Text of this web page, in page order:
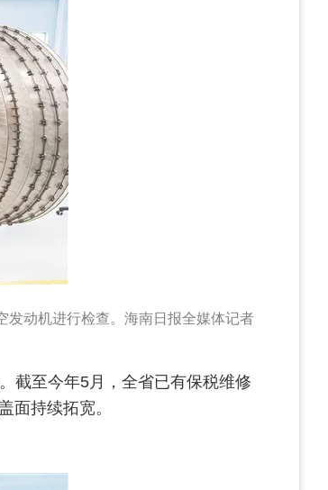
发动机进行检查。海南日报全媒体记者
截至今年5月，全省已有保税维修
面持续拓宽。